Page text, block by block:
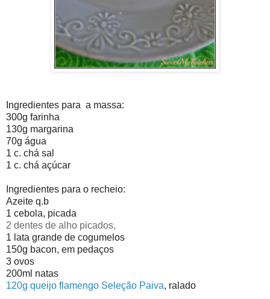
Ingredientes para a massa:
300g farinha
130g margarina
70g água
1 c. chá sal
1 c. chá açúcar
Ingredientes para o recheio:
Azeite q.b
1 cebola, picada
2 dentes de alho picados,
1 lata grande de cogumelos
150g bacon, em pedaços
3 ovos
200ml natas
120g queijo flamengo Seleção Paiva, ralado